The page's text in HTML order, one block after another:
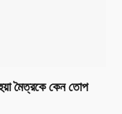
মৈত্রকে কেন তোপ